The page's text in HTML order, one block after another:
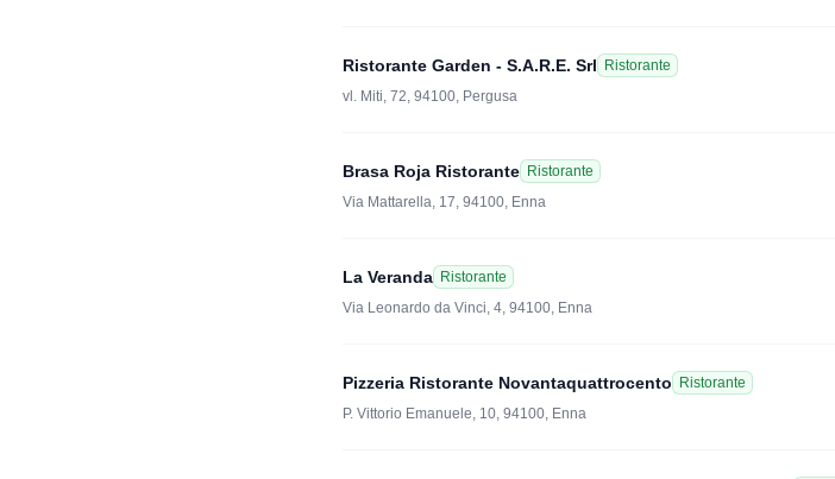
Ristorante Garden - S.A.R.E. Srl
Ristorante
vl. Miti, 72, 94100, Pergusa
Brasa Roja Ristorante Ristorante
Via Mattarella, 17, 94100, Enna
La Veranda Ristorante
Via Leonardo da Vinci, 4, 94100, Enna
Pizzeria Ristorante Novantaquattrocento
Ristorante
P. Vittorio Emanuele, 10, 94100, Enna